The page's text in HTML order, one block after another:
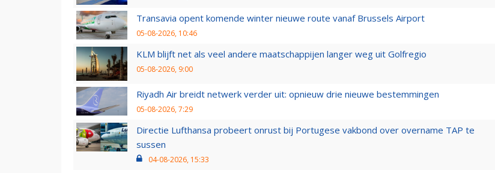
Transavia opent komende winter nieuwe route vanaf Brussels Airport
05-08-2026, 10:46
KLM blijft net als veel andere maatschappijen langer weg uit Golfregio
05-08-2026, 9:00
Riyadh Air breidt netwerk verder uit: opnieuw drie nieuwe bestemmingen
05-08-2026, 7:29
Directie Lufthansa probeert onrust bij Portugese vakbond over overname TAP te
sussen
04-08-2026, 15:33